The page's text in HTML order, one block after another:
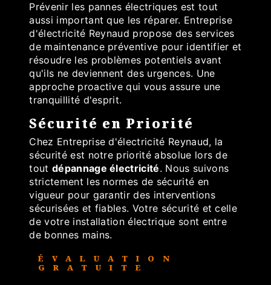
Prévenir les pannes électriques est tout
aussi important que les réparer. Entreprise
d'électricité Reynaud propose des services
de maintenance préventive pour identifier et
résoudre les problèmes potentiels avant
qu'ils ne deviennent des urgences. Une
approche proactive qui vous assure une
tranquillité d'esprit.
Sécurité en Priorité
Chez Entreprise d'électricité Reynaud, la
sécurité est notre priorité absolue lors de
tout dépannage électricité. Nous suivons
strictement les normes de sécurité en
vigueur pour garantir des interventions
sécurisées et fiables. Votre sécurité et celle
de votre installation électrique sont entre
de bonnes mains.
ÉVALUATION
GRATUITE